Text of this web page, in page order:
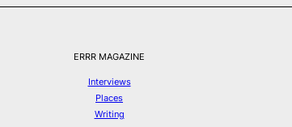
ERRR MAGAZINE
Interviews
Places
Writing